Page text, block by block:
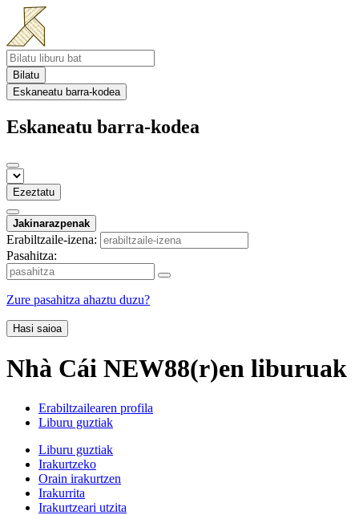
Bilatu
Eskaneatu barra-kodea
Eskaneatu barra-kodea
Ezeztatu
Jakinarazpenak
Erabiltzaile-izena:
Pasahitza:
Zure pasahitza ahaztu duzu?
Hasi saioa
Nhà Cái NEW88(r)en liburuak
Erabiltzailearen profila
Liburu guztiak
Liburu guztiak
Irakurtzeko
Orain irakurtzen
Irakurrita
Irakurtzeari utzita